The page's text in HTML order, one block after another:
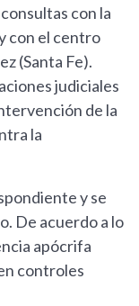
con la
con el centro
(Santa Fe).
judiciales
de la
la
y se
De acuerdo a lo
apócrifa
controles